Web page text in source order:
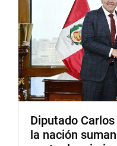
Diputado
la nación